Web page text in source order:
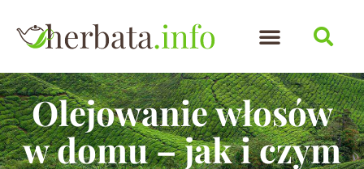
Olejowanie włosów
w domu – jak i czym